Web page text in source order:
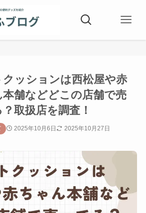
クッションは西松屋や赤
本舗などどこの店舗で売
取扱店を調査！
2025年10月6日 2025年10月27日